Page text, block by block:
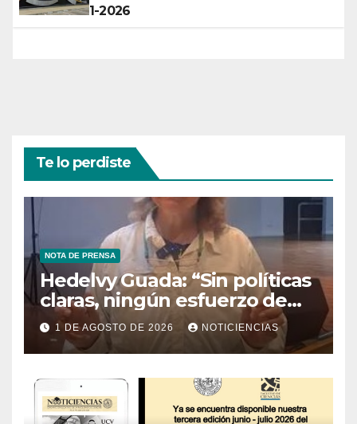
1-2026
Te lo perdiste
NOTA DE PRENSA
Hedelvy Guada: “Sin políticas
claras, ningún esfuerzo de
conservación rendirá frutos”
1 DE AGOSTO DE 2026 NOTICIENCIAS